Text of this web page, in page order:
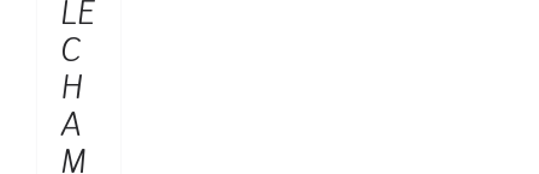
LE
C
H
A
M